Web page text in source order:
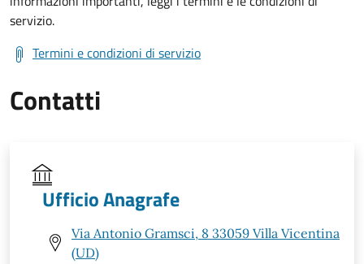
servizio.
Termini e condizioni di servizio
Contatti
Ufficio Anagrafe
Via Antonio Gramsci, 8 33059 Villa Vicentina
(UD)